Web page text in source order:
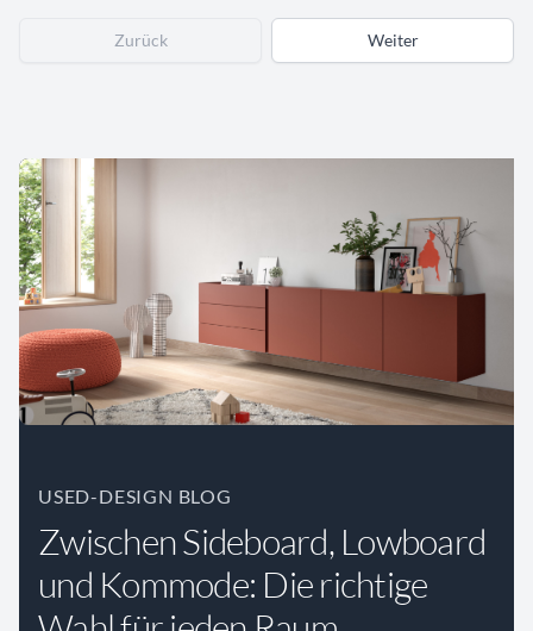
Zurück Weiter
USED-DESIGN BLOG
Zwischen Sideboard, Lowboard
und Kommode: Die richtige